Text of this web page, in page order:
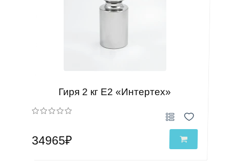
Гиря 2 кг Е2 «Интертех»
34965₽